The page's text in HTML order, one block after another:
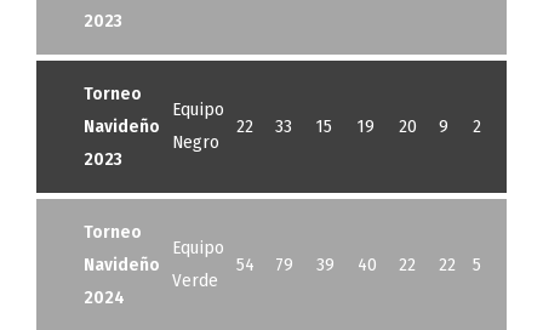
2023
Torneo
Navideño
2023
Equipo
Negro
22 33 15 19 20 9 2
Torneo
Navideño
2024
Equipo
Verde
54 79 39 40 22 22 5